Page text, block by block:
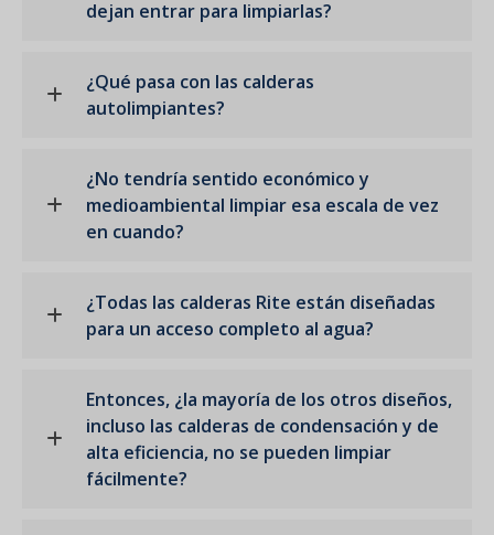
dejan entrar para limpiarlas?
¿Qué pasa con las calderas
autolimpiantes?
¿No tendría sentido económico y
medioambiental limpiar esa escala de vez
en cuando?
¿Todas las calderas Rite están diseñadas
para un acceso completo al agua?
Entonces, ¿la mayoría de los otros diseños,
incluso las calderas de condensación y de
alta eficiencia, no se pueden limpiar
fácilmente?